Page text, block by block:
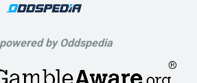
by Oddspedia